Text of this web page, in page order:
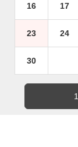
16 17
23 24
30